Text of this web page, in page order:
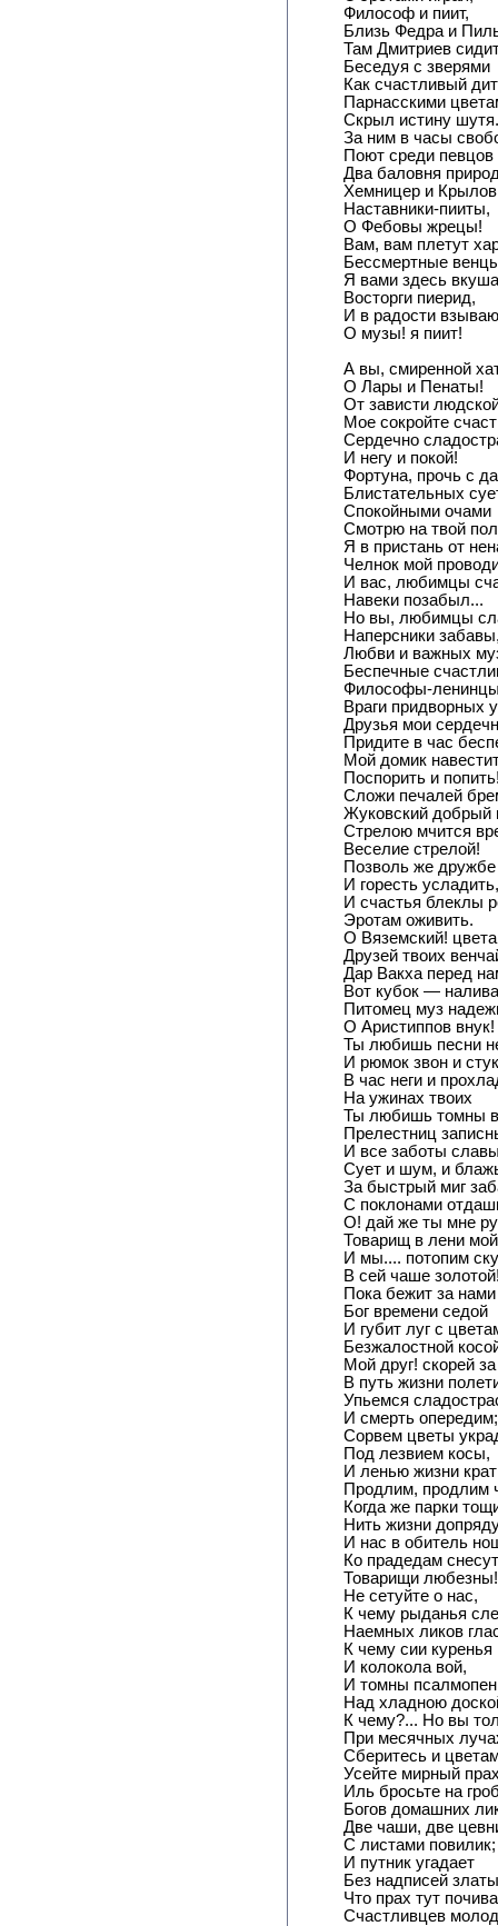
Философ и пиит,
Близь Федра и
Там Дмитриев
Беседуя с зверями
Как счастливый
Парнасскими
Скрыл истину шутя.
За ним в часы
Поют среди певцов
Два баловня
Хемницер и
Наставники-пииты,
О Фебовы жрецы!
Вам, вам плетут
Бессмертные
Я вами здесь
Восторги пиерид,
И в радости
О музы! я пиит!
А вы, смиренной
О Лары и Пенаты!
От зависти
Мое сокройте
Сердечно
И негу и покой!
Фортуна, прочь с
Блистательных
Спокойными очами
Смотрю на твой
Я в пристань от
Челнок мой
И вас, любимцы
Навеки позабыл...
Но вы, любимцы
Наперсники
Любви и важных
Беспечные
Философы-
Враги придворных
Друзья мои
Придите в час
Мой домик
Поспорить и
Сложи печалей
Жуковский добрый
Стрелою мчится
Веселие стрелой!
Позволь же
И горесть усладить,
И счастья блеклы
Эротам оживить.
О Вяземский!
Друзей твоих
Дар Вакха перед
Вот кубок —
Питомец муз
О Аристиппов внук!
Ты любишь песни
И рюмок звон и
В час неги и
На ужинах твоих
Ты любишь томны
Прелестниц
И все заботы
Сует и шум, и
За быстрый миг
С поклонами
О! дай же ты мне
Товарищ в лени
И мы.... потопим
В сей чаше
Пока бежит за нами
Бог времени седой
И губит луг с
Безжалостной
Мой друг! скорей
В путь жизни
Упьемся
И смерть опередим;
Сорвем цветы
Под лезвием косы,
И ленью жизни
Продлим, продлим
Когда же парки
Нить жизни
И нас в обитель
Ко прадедам
Товарищи любезны!
Не сетуйте о нас,
К чему рыданья
Наемных ликов
К чему сии куренья
И колокола вой,
И томны
Над хладною
К чему?... Но вы
При месячных
Сберитесь и
Усейте мирный
Иль бросьте на
Богов домашних
Две чаши, две
С листами повилик;
И путник угадает
Без надписей
Что прах тут
Счастливцев